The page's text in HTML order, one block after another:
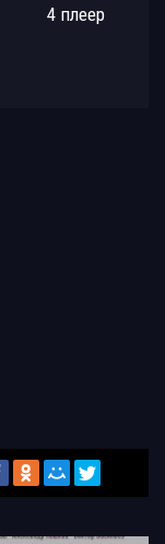
4 плеер